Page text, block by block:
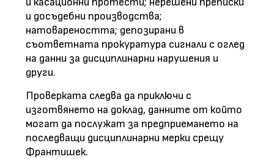
и досъдебни производства;
натовареността; депозирани в
съответната прокуратура сигнали с оглед
на данни за дисциплинарни нарушения и
други.
Проверката следва да приключи с
изготвянето на доклад, данните от който
могат да послужат за предприемането на
последващи дисциплинарни мерки срещу
Франтишек.